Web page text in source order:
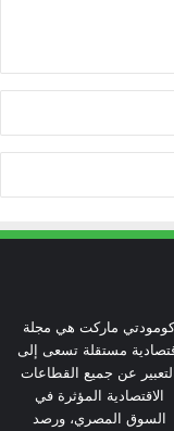
كومودتي ماركت هي مجلة
مستقلة تسعى إلى
عن جميع القطاعات
الاقتصادية المؤثرة في
السوق المصري، ورصد